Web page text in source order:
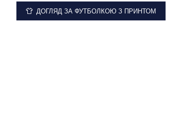
ДОГЛЯД ЗА ФУТБОЛКОЮ З ПРИНТОМ